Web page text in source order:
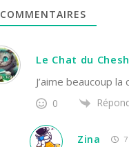
COMMENTAIRES
Le Chat du
J’aime beaucoup
0
Zina